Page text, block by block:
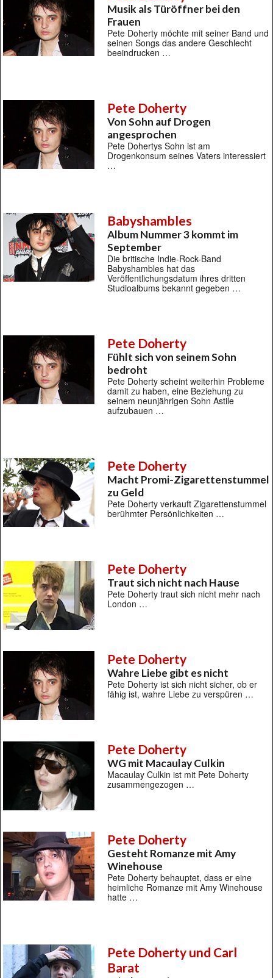
Musik als Türöffner bei den
Frauen
Pete Doherty möchte mit seiner Band und
seinen Songs das andere Geschlecht
beeindrucken …
Pete Doherty
Von Sohn auf Drogen
angesprochen
Pete Dohertys Sohn ist am
Drogenkonsum seines Vaters interessiert
…
Babyshambles
Album Nummer 3 kommt im
September
Die britische Indie-Rock-Band
Babyshambles hat das
Veröffentlichungsdatum ihres dritten
Studioalbums bekannt gegeben …
Pete Doherty
Fühlt sich von seinem Sohn
bedroht
Pete Doherty scheint weiterhin Probleme
damit zu haben, eine Beziehung zu
seinem neunjährigen Sohn Astile
aufzubauen …
Pete Doherty
Macht Promi-Zigarettenstummel
zu Geld
Pete Doherty verkauft Zigarettenstummel
berühmter Persönlichkeiten …
Pete Doherty
Traut sich nicht nach Hause
Pete Doherty traut sich nicht mehr nach
London …
Pete Doherty
Wahre Liebe gibt es nicht
Pete Doherty ist sich nicht sicher, ob er
fähig ist, wahre Liebe zu verspüren …
Pete Doherty
WG mit Macaulay Culkin
Macaulay Culkin ist mit Pete Doherty
zusammengezogen …
Pete Doherty
Gesteht Romanze mit Amy
Winehouse
Pete Doherty behauptet, dass er eine
heimliche Romanze mit Amy Winehouse
hatte …
Pete Doherty und Carl
Barat